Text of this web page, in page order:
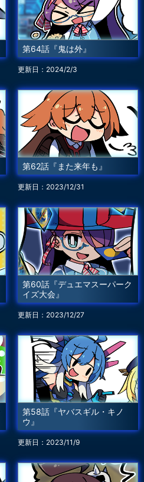
第64話『鬼は外』
更新日：2024/2/3
第62話『また来年も』
更新日：2023/12/31
第60話『デュエマスーパーク
イズ大会』
更新日：2023/12/27
第58話『ヤバスギル・キノ
ウ』
更新日：2023/11/9